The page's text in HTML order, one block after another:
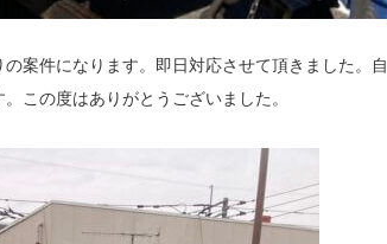
案件になります。即日対応させて頂きました。自
この度はありがとうございました。